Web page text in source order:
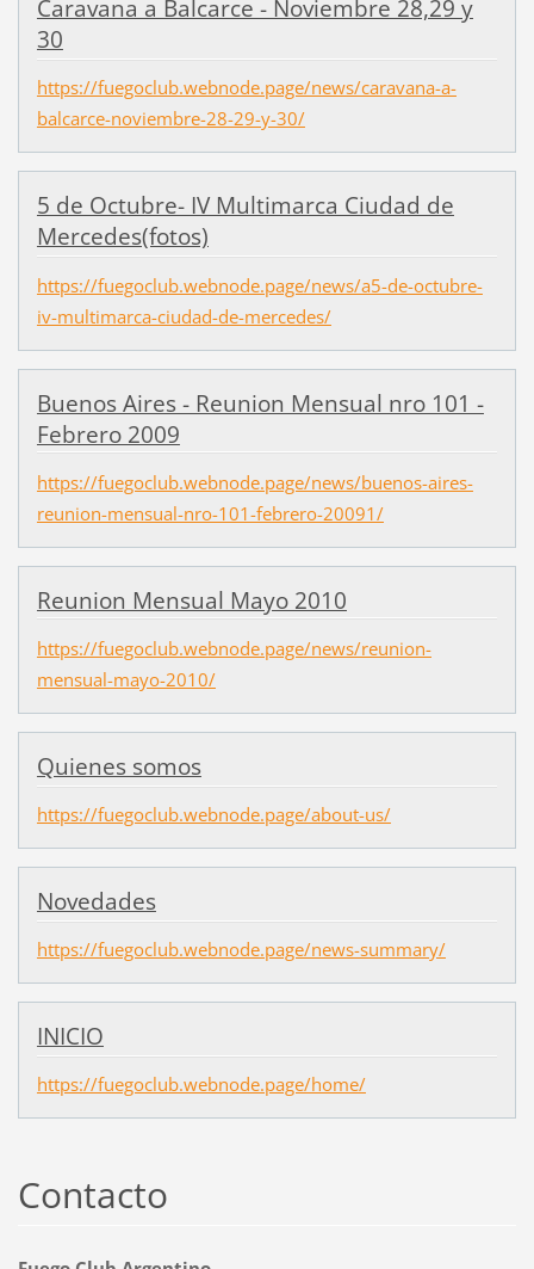
Caravana a Balcarce - Noviembre 28,29 y
30
https://fuegoclub.webnode.page/news/caravana-a-
balcarce-noviembre-28-29-y-30/
5 de Octubre- IV Multimarca Ciudad de
Mercedes(fotos)
https://fuegoclub.webnode.page/news/a5-de-octubre-
iv-multimarca-ciudad-de-mercedes/
Buenos Aires - Reunion Mensual nro 101 -
Febrero 2009
https://fuegoclub.webnode.page/news/buenos-aires-
reunion-mensual-nro-101-febrero-20091/
Reunion Mensual Mayo 2010
https://fuegoclub.webnode.page/news/reunion-
mensual-mayo-2010/
Quienes somos
https://fuegoclub.webnode.page/about-us/
Novedades
https://fuegoclub.webnode.page/news-summary/
INICIO
https://fuegoclub.webnode.page/home/
Contacto